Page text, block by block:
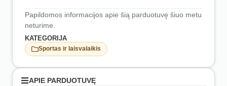
Papildomos informacijos apie šią parduotuvę šiuo metu
neturime.
KATEGORIJA
Sportas ir laisvalaikis
APIE PARDUOTUVĘ